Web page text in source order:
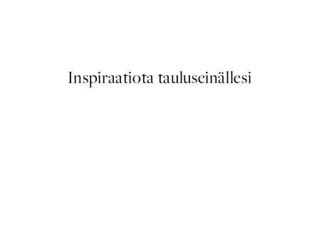
Inspiraatiota tauluseinällesi